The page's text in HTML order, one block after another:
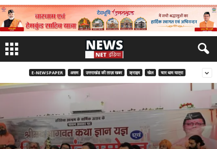
E-NEWSPAPER असम उत्तराखंड की ताज़ा खबर क्राइम खेल चार धाम यात्रा